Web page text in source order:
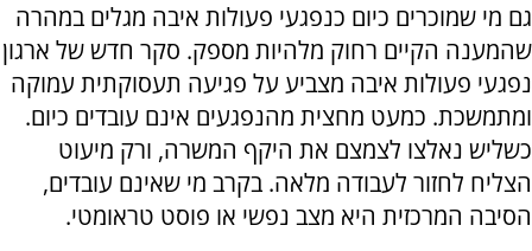
גם מי שמוכרים כיום כנפגעי פעולות איבה מגלים במהרה
שהמענה הקיים רחוק מלהיות מספק. סקר חדש של ארגון
נפגעי פעולות איבה מצביע על פגיעה תעסוקתית עמוקה
ומתמשכת. כמעט מחצית מהנפגעים אינם עובדים כיום.
כשליש נאלצו לצמצם את היקף המשרה, ורק מיעוט
הצליח לחזור לעבודה מלאה. בקרב מי שאינם עובדים,
הסיבה המרכזית היא מצב נפשי או פוסט טראומטי.